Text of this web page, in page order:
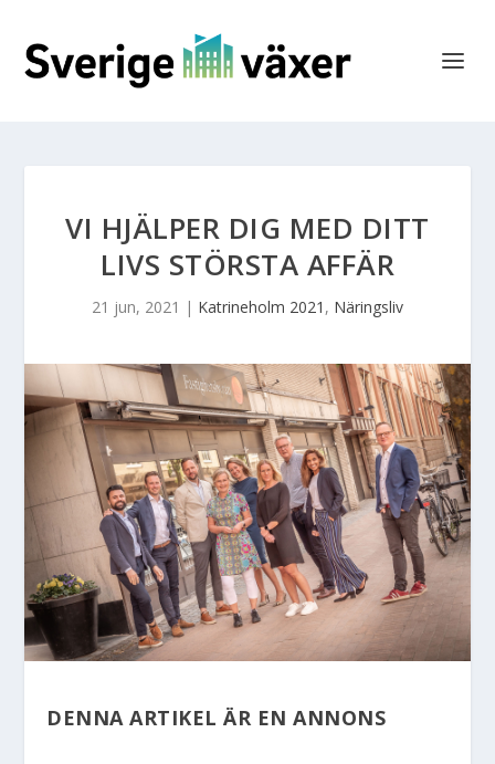
VI HJÄLPER DIG MED DITT
LIVS STÖRSTA AFFÄR
21 jun, 2021 | Katrineholm 2021 , Näringsliv
DENNA ARTIKEL ÄR EN ANNONS